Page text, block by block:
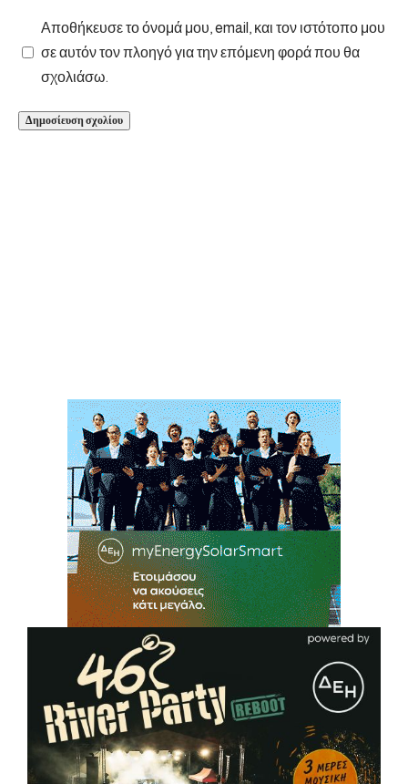
Αποθήκευσε το όνομά μου, email, και τον ιστότοπο μου
σε αυτόν τον πλοηγό για την επόμενη φορά που θα
σχολιάσω.